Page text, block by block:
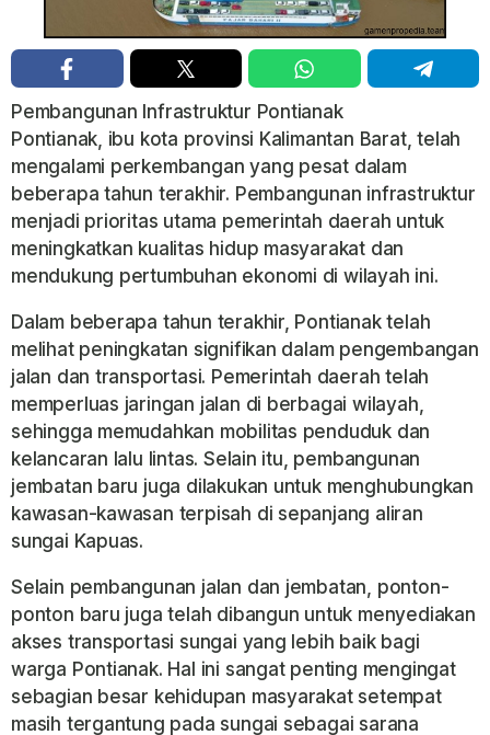
Pembangunan Infrastruktur Pontianak
Pontianak, ibu kota provinsi Kalimantan Barat, telah
mengalami perkembangan yang pesat dalam
beberapa tahun terakhir. Pembangunan infrastruktur
menjadi prioritas utama pemerintah daerah untuk
meningkatkan kualitas hidup masyarakat dan
mendukung pertumbuhan ekonomi di wilayah ini.
Dalam beberapa tahun terakhir, Pontianak telah
melihat peningkatan signifikan dalam pengembangan
jalan dan transportasi. Pemerintah daerah telah
memperluas jaringan jalan di berbagai wilayah,
sehingga memudahkan mobilitas penduduk dan
kelancaran lalu lintas. Selain itu, pembangunan
jembatan baru juga dilakukan untuk menghubungkan
kawasan-kawasan terpisah di sepanjang aliran
sungai Kapuas.
Selain pembangunan jalan dan jembatan, ponton-
ponton baru juga telah dibangun untuk menyediakan
akses transportasi sungai yang lebih baik bagi
warga Pontianak. Hal ini sangat penting mengingat
sebagian besar kehidupan masyarakat setempat
masih tergantung pada sungai sebagai sarana